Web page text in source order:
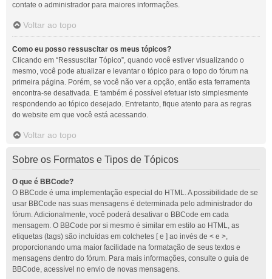
contate o administrador para maiores informações.
Voltar ao topo
Como eu posso ressuscitar os meus tópicos?
Clicando em “Ressuscitar Tópico”, quando você estiver visualizando o
mesmo, você pode atualizar e levantar o tópico para o topo do fórum na
primeira página. Porém, se você não ver a opção, então esta ferramenta
encontra-se desativada. E também é possível efetuar isto simplesmente
respondendo ao tópico desejado. Entretanto, fique atento para as regras
do website em que você está acessando.
Voltar ao topo
Sobre os Formatos e Tipos de Tópicos
O que é BBCode?
O BBCode é uma implementação especial do HTML. A possibilidade de se
usar BBCode nas suas mensagens é determinada pelo administrador do
fórum. Adicionalmente, você poderá desativar o BBCode em cada
mensagem. O BBCode por si mesmo é similar em estilo ao HTML, as
etiquetas (tags) são incluídas em colchetes [ e ] ao invés de < e >,
proporcionando uma maior facilidade na formatação de seus textos e
mensagens dentro do fórum. Para mais informações, consulte o guia de
BBCode, acessível no envio de novas mensagens.